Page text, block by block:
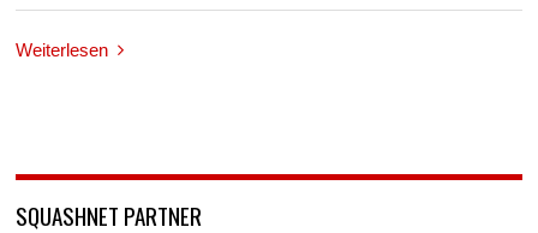
Weiterlesen
SQUASHNET PARTNER